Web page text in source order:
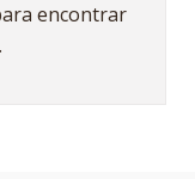
encontrar